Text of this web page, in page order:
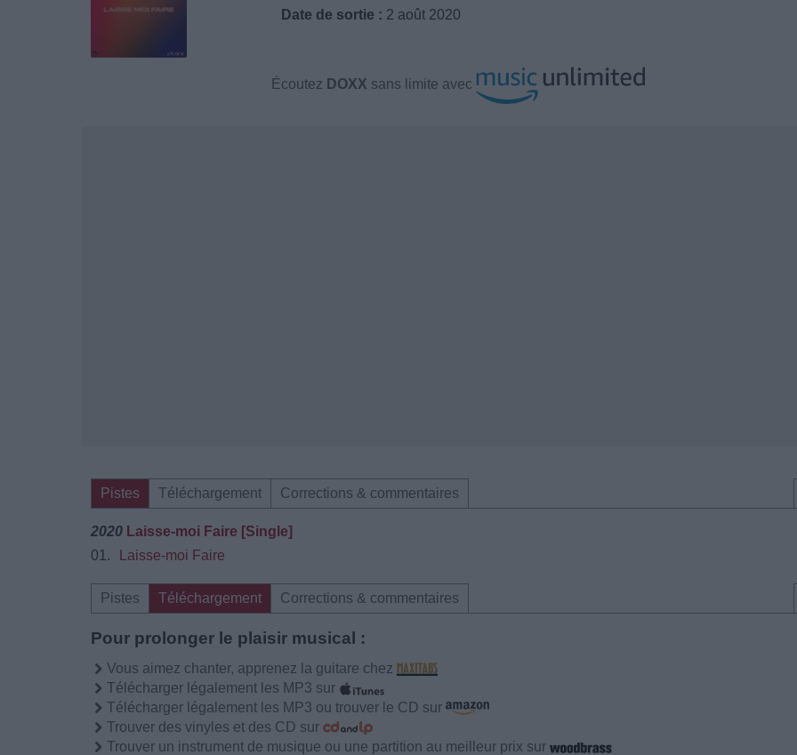
Date de sortie : 2 août 2020
Écoutez DOXX sans limite avec
Pistes Téléchargement Corrections & commentaires
2020 Laisse-moi Faire [Single]
01.
Laisse-moi Faire
Pistes Téléchargement Corrections & commentaires
Pour prolonger le plaisir musical :
Vous aimez chanter, apprenez la guitare chez
Télécharger légalement les MP3 sur
Télécharger légalement les MP3 ou trouver le CD sur
Trouver des vinyles et des CD sur
Trouver un instrument de musique ou une partition au meilleur prix sur